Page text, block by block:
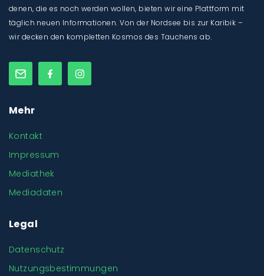
denen, die es noch werden wollen, bieten wir eine Plattform mit
täglich neuen Informationen. Von der Nordsee bis zur Karibik –
wir decken den kompletten Kosmos des Tauchens ab.
Mehr
Kontakt
Impressum
Mediathek
Mediadaten
Legal
Datenschutz
Nutzungsbestimmungen